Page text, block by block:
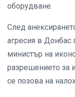
оборудване.
След
агресия в Донбас
министър на
разрешението за
се позова на